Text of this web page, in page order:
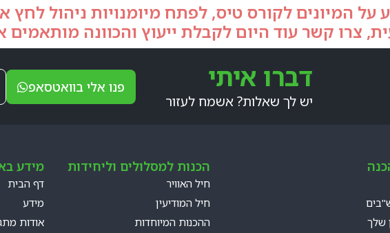
המיונים לקורס טיס, לפתח מיומנויות ניהול לחץ
צרו קשר עוד היום לקבלת ייעוץ והכוונה מותאמים
דברו איתי
יש לך שאלות? אשמח לעזור
פנו אלי בוואטסאפ
שלך
הכנות למסלולים וליחידות
חיל האוויר
חיל המודיעין
ההכנות המיוחדות
מידע
דף הבית
מידע
אודות